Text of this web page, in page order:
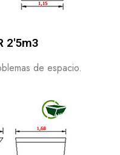
2'5m3
de espacio.